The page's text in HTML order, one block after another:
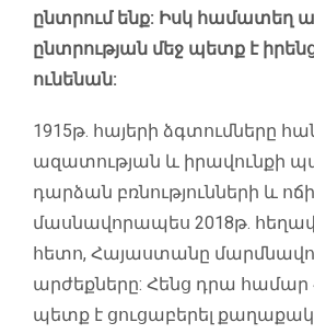
ընտրում ենք: Իսկ համատեղ
ընտրության մեջ պետք է
ունենան:
1915թ. հայերի ձգտումները
ազատության և իրավունքի
դարձան բռնությունների և
մասնավորապես 2018թ.
հետո, Հայաստանը
արժեքները: Հենց դրա
պետք է ցուցաբերել